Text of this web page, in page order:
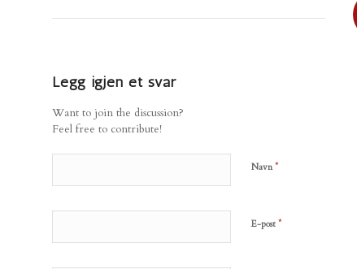
Legg igjen et svar
Want to join the discussion?
Feel free to contribute!
Navn*
E-post *